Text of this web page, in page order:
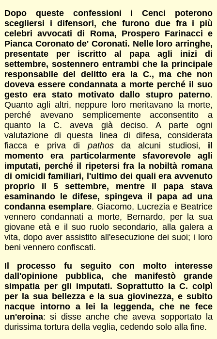
Dopo queste confessioni i Cenci poterono
scegliersi i difensori, che furono due fra i più
celebri avvocati di Roma, Prospero Farinacci e
Pianca Coronato de' Coronati. Nelle loro arringhe,
presentate per iscritto al papa agli inizi di
settembre, sostennero entrambi che la principale
responsabile del delitto era la C., ma che non
doveva essere condannata a morte perché il suo
gesto era stato motivato dallo stupro paterno.
Quanto agli altri, neppure loro meritavano la morte,
perché avevano semplicemente acconsentito a
quanto la C. aveva già deciso. A parte ogni
valutazione di questa linea di difesa, considerata
fiacca e priva di pathosda alcuni studiosi, il
momento era particolarmente sfavorevole agli
imputati, perché il ripetersi fra la nobiltà romana
di omicidi familiari, l'ultimo dei quali era avvenuto
proprio il 5 settembre, mentre il papa stava
esaminando le difese, spingeva il papa ad una
condanna esemplare. Giacomo, Lucrezia e Beatrice
vennero condannati a morte, Bernardo, per la sua
giovane età e il suo ruolo secondario, alla galera a
vita, dopo aver assistito all'esecuzione dei suoi; i loro
beni vennero confiscati.
Il processo fu seguito con molto interesse
dall'opinione pubblica, che manifestò grande
simpatia per gli imputati. Soprattutto la C. colpì
per la sua bellezza e la sua giovinezza, e subito
nacque intorno a lei la leggenda, che ne fece
un'eroina: si disse anche che aveva sopportato la
durissima tortura della veglia, cedendo solo alla fine.